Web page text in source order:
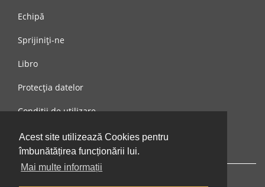
Acest site utilizează Cookies pentru
îmbunătățirea funcționării lui.
Mai multe informații
Echipă
Sprijiniți-ne
Libro
Protecția datelor
Condiții de utilizare
Mesaj către noi